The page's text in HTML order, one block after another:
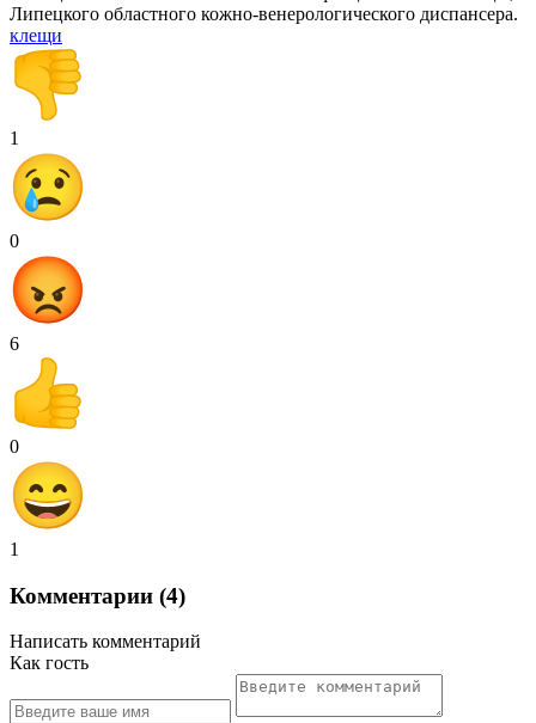
Липецкого областного кожно-венерологического диспансера.
клещи
1
0
6
0
1
Комментарии (4)
Написать комментарий
Как гость